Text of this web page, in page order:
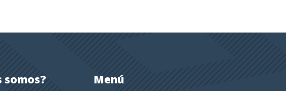
somos? Menú